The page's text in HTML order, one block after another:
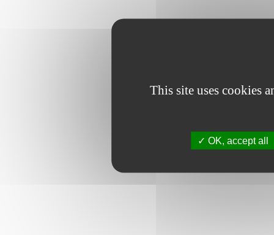
This site uses cookies
OK, accept all